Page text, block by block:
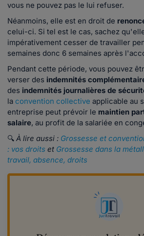
vous ne pouvez pas le lui refuser.
Néanmoins, elle est en droit de
celui-ci. Si tel est le cas, sachez
impérativement cesser de travailler
semaines donc 6 semaines après
Pendant cette période, vous pouvez
verser des indemnités
des indemnités journalières de
la convention collective applicable au
entreprise peut prévoir le maintien
salaire, au profit de la salariée en
🔍 À lire aussi : Grossesse et
: vos droits et Grossesse dans la
travail, absence, droits